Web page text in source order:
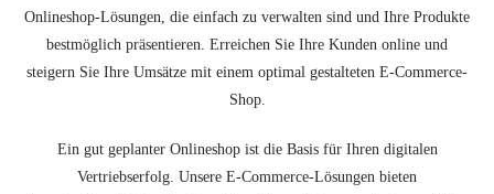
Onlineshop-Lösungen, die einfach zu verwalten sind und Ihre Produkte
bestmöglich präsentieren. Erreichen Sie Ihre Kunden online und
steigern Sie Ihre Umsätze mit einem optimal gestalteten E-Commerce-
Shop.
Ein gut geplanter Onlineshop ist die Basis für Ihren digitalen
Vertriebserfolg. Unsere E-Commerce-Lösungen bieten